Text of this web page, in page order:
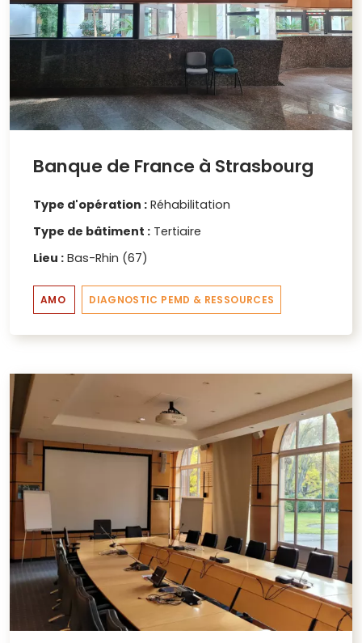
Banque de France à Strasbourg
Type d'opération :Réhabilitation
Type de bâtiment :Tertiaire
Lieu :Bas-Rhin (67)
AMO DIAGNOSTIC PEMD & RESSOURCES